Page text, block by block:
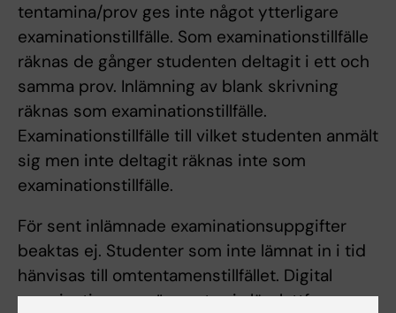
tentamina/prov ges inte något ytterligare
examinationstillfälle. Som examinationstillfälle
räknas de gånger studenten deltagit i ett och
samma prov. Inlämning av blank skrivning
räknas som examinationstillfälle.
Examinationstillfälle till vilket studenten anmält
sig men inte deltagit räknas inte som
examinationstillfälle.
För sent inlämnade examinationsuppgifter
beaktas ej. Studenter som inte lämnat in i tid
hänvisas till omtentamenstillfället. Digital
examination som öppnats via lärplattform